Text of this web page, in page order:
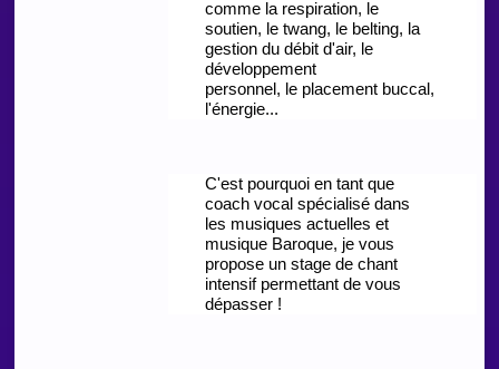
comme la respiration, le
soutien, le twang, le belting, la
gestion du débit d'air, le
développement
personnel, le placement buccal,
l'énergie...
C'est pourquoi en tant que
coach vocal spécialisé dans
les musiques actuelles et
musique Baroque, je vous
propose un stage de chant
intensif permettant de vous
dépasser !